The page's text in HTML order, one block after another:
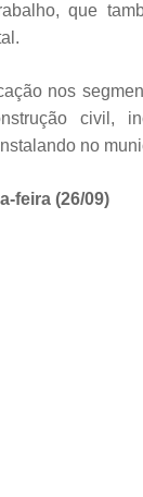
que
nos
civil,
no
feira (26/09)